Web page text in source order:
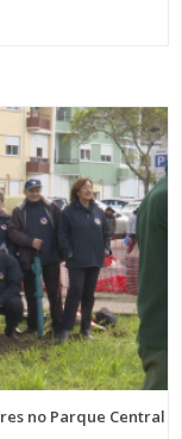
no Parque Central